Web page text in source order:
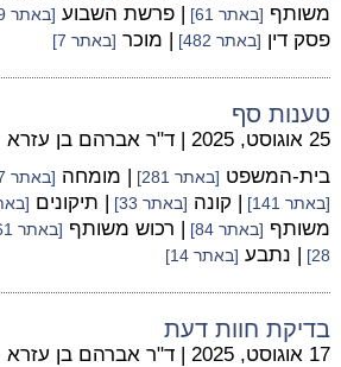
משותף [באתר 61] | פרשת השבוע [באתר 119]
פסק דין [באתר 482] | מוכר [באתר 7]
טענות סף
25 אוגוסט, 2025 | ד"ר אברהם בן עזרא
בית-המשפט [באתר 281] | מומחה [באתר 67]
[באתר 141] | קונה [באתר 33] | תיקונים
משותף [באתר 84] | רכוש משותף [באתר 61]
28]
| נתבע [באתר 14]
בדיקת חוות דעת
17 אוגוסט, 2025 | ד"ר אברהם בן עזרא